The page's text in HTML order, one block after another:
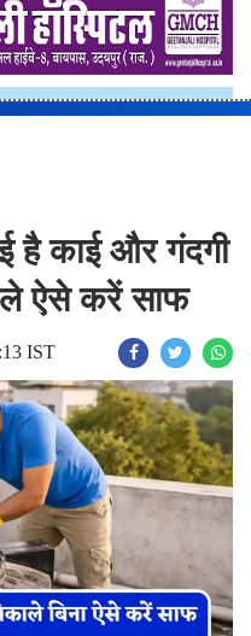
है काई और गंदगी
ऐसे करें साफ
IST